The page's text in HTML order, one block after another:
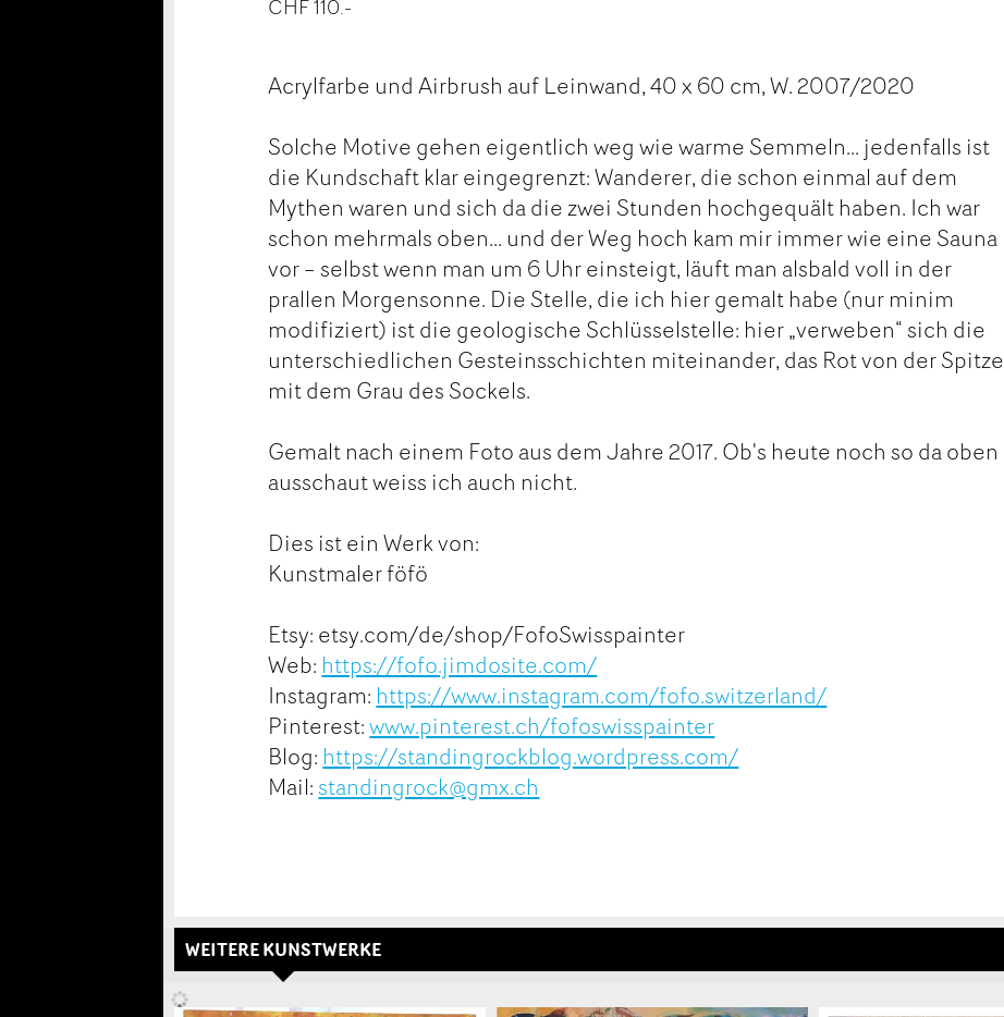
CHF 110.-
Acrylfarbe und Airbrush auf Leinwand, 40 x 60 cm, W. 2007/2020
Solche Motive gehen eigentlich weg wie warme Semmeln... jedenfalls ist
die Kundschaft klar eingegrenzt: Wanderer, die schon einmal auf dem
Mythen waren und sich da die zwei Stunden hochgequält haben. Ich war
schon mehrmals oben... und der Weg hoch kam mir immer wie eine Sauna
vor – selbst wenn man um 6 Uhr einsteigt, läuft man alsbald voll in der
prallen Morgensonne. Die Stelle, die ich hier gemalt habe (nur minim
modifiziert) ist die geologische Schlüsselstelle: hier „verweben“ sich die
unterschiedlichen Gesteinsschichten miteinander, das Rot von der Spitze
mit dem Grau des Sockels.
Gemalt nach einem Foto aus dem Jahre 2017. Ob's heute noch so da oben
ausschaut weiss ich auch nicht.
Dies ist ein Werk von:
Kunstmaler föfö
Etsy: etsy.com/de/shop/FofoSwisspainter
Web: https://fofo.jimdosite.com/
Instagram: https://www.instagram.com/fofo.switzerland/
Pinterest:www.pinterest.ch/fofoswisspainter
Blog: https://standingrockblog.wordpress.com/
Mail:standingrock@gmx.ch
WEITERE KUNSTWERKE